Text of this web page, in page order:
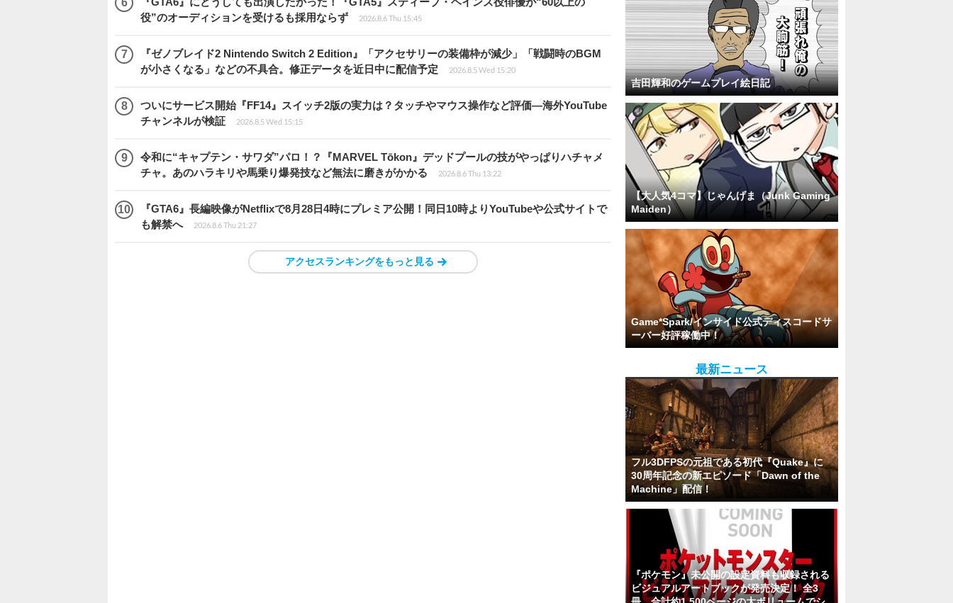
役”のオーディションを受けるも採用ならず
2026.8.6 Thu 15:45
『ゼノブレイド2 Nintendo Switch 2 Edition』「アクセサリーの装備枠が減少」「戦闘時のBGM
が小さくなる」などの不具合。修正データを近日中に配信予定
2026.8.5 Wed 15:20
ついにサービス開始『FF14』スイッチ2版の実力は？タッチやマウス操作など評価―海外YouTube
チャンネルが検証
2026.8.5 Wed 15:15
令和に“キャプテン・サワダ”パロ！？『MARVEL Tōkon』デッドプールの技がやっぱりハチャメ
チャ。あのハラキリや馬乗り爆発技など無法に磨きがかかる
2026.8.6 Thu 13:22
『GTA6』長編映像がNetflixで8月28日4時にプレミア公開！同日10時よりYouTubeや公式サイトで
も解禁へ
2026.8.6 Thu 21:27
アクセスランキングをもっと見る
吉田輝和のゲームプレイ絵日記
【大人気4コマ】じゃんげま（Junk Gaming
Maiden）
Game*Spark/インサイド公式ディスコードサ
ーバー好評稼働中！
最新ニュース
フル3DFPSの元祖である初代『Quake』に
30周年記念の新エピソード「Dawn of the
Machine」配信！
『ポケモン』未公開の設定資料も収録される
ビジュアルアートブックが発売決定！ 全3